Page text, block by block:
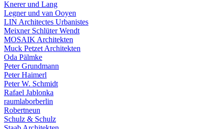
Knerer und Lang
Legner und van Ooyen
LIN Architectes Urbanistes
Meixner Schlüter Wendt
MOSAIK Architekten
Muck Petzet Architekten
Oda Pälmke
Peter Grundmann
Peter Haimerl
Peter W. Schmidt
Rafael Jablonka
raumlaborberlin
Robertneun
Schulz & Schulz